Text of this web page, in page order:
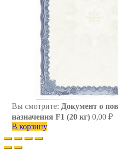
Вы смотрите: Документ о
назначения F1 (20 кг) 0,00 ₽
В корзину